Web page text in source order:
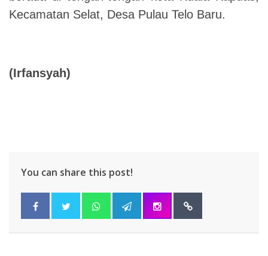
Kecamatan Selat, Desa Pulau Telo Baru.
(Irfansyah)
You can share this post!